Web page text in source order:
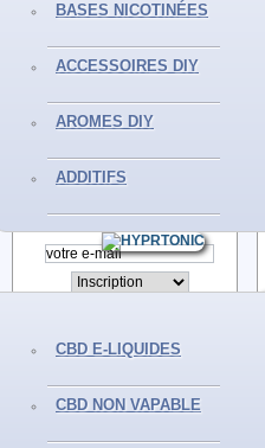
BASES NICOTINÉES
ACCESSOIRES DIY
AROMES DIY
ADDITIFS
CBD E-LIQUIDES
CBD NON VAPABLE
Mentions légales
Paiement sécurisé
Politique de confidentialité